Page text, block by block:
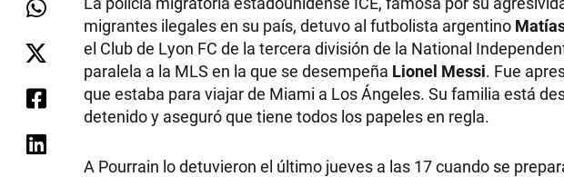
migrantes ilegales en su país, detuvo al futbolista argentino
el Club de Lyon FC de la tercera división de la National
paralela a la MLS en la que se desempeña Lionel Messi. Fue
que estaba para viajar de Miami a Los Ángeles. Su familia está
detenido y aseguró que tiene todos los papeles en regla.
A Pourrain lo detuvieron el último jueves a las 17 cuando se